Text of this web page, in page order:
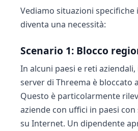
Vediamo situazioni specifiche
diventa una necessità:
Scenario 1: Blocco
In alcuni paesi e reti
server di Threema è bloccato
Questo è particolarmente
aziende con uffici in paesi
su Internet. Un dipendente